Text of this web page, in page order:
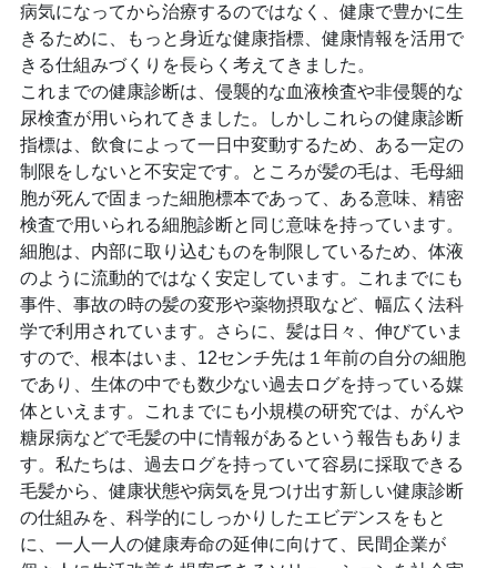
病気になってから治療するのではなく、健康で豊かに生
きるために、もっと身近な健康指標、健康情報を活用で
きる仕組みづくりを長らく考えてきました。
これまでの健康診断は、侵襲的な血液検査や非侵襲的な
尿検査が用いられてきました。しかしこれらの健康診断
指標は、飲食によって一日中変動するため、ある一定の
制限をしないと不安定です。ところが髪の毛は、毛母細
胞が死んで固まった細胞標本であって、ある意味、精密
検査で用いられる細胞診断と同じ意味を持っています。
細胞は、内部に取り込むものを制限しているため、体液
のように流動的ではなく安定しています。これまでにも
事件、事故の時の髪の変形や薬物摂取など、幅広く法科
学で利用されています。さらに、髪は日々、伸びていま
すので、根本はいま、12センチ先は１年前の自分の細胞
であり、生体の中でも数少ない過去ログを持っている媒
体といえます。これまでにも小規模の研究では、がんや
糖尿病などで毛髪の中に情報があるという報告もありま
す。私たちは、過去ログを持っていて容易に採取できる
毛髪から、健康状態や病気を見つけ出す新しい健康診断
の仕組みを、科学的にしっかりしたエビデンスをもと
に、一人一人の健康寿命の延伸に向けて、民間企業が